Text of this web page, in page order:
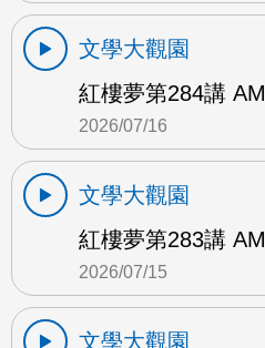
文學大觀園
紅樓夢第284講 AM
2026/07/16
文學大觀園
紅樓夢第283講 AM
2026/07/15
文學大觀園